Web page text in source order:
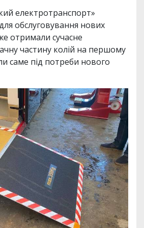
електротранспорт»
обслуговування нових
отримали сучасне
частину колій на першому
саме під потреби нового